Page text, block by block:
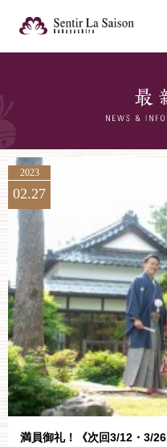
ご成約済み
その他
11:00～
ブラ
2023
02.27
満員御礼！《次回3/12・3/